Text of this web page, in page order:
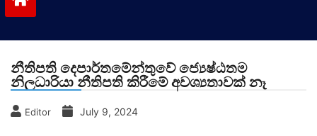
නීතිපති දෙපාර්තමේන්තුවේ ජ්‍යෙෂ්ඨතම
නිලධාරියා නීතිපති කිරීමේ අවශ්‍යතාවක් නෑ
Editor July 9, 2024